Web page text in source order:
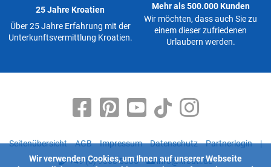
25 Jahre Kroatien
Über 25 Jahre Erfahrung mit der
Unterkunftsvermittlung Kroatien.
Mehr als 500.000 Kunden
Wir möchten, dass auch Sie zu
einem dieser zufriedenen
Urlaubern werden.
Seitenübersicht AGB Impressum Datenschutz Partnerlogin
|
+49 (0) 9363 5335
info@kroati.de
Wir verwenden Cookies, um Ihnen auf unserer Webseite